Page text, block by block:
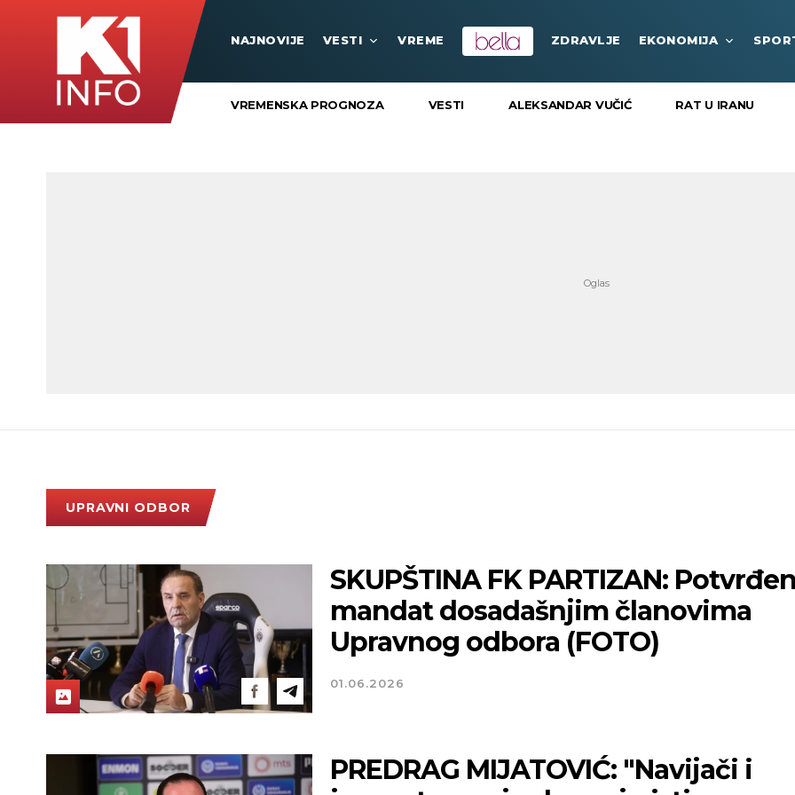
NAJNOVIJE VESTI VREME ZDRAVLJE EKONOMIJA
VREMENSKA PROGNOZA VESTI ALEKSANDAR VUČIĆ RAT U IRANU
UPRAVNI ODBOR
SKUPŠTINA FK PARTIZAN:
mandat dosadašnjim članovima
Upravnog odbora (FOTO)
01.06.2026
PREDRAG MIJATOVIĆ: "Navijači i